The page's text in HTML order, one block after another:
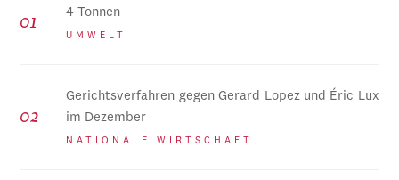
4 Tonnen
UMWELT
Gerichtsverfahren gegen Gerard Lopez und Éric Lux
im Dezember
NATIONALE WIRTSCHAFT